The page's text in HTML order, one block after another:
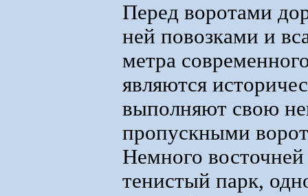
Перед воротами
ней повозками и
метра
являются
выполняют свою
пропускными
Немного
тенистый парк,